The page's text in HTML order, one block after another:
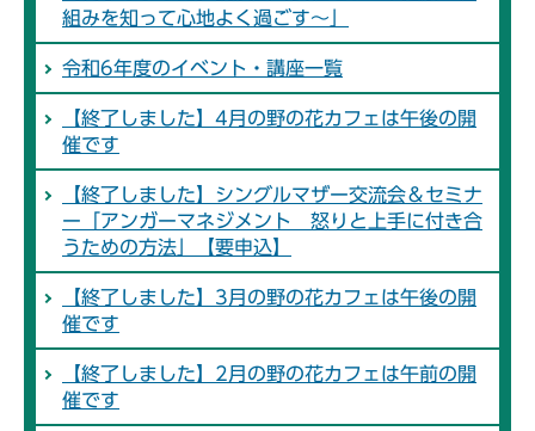
組みを知って心地よく過ごす～」
令和6年度のイベント・講座一覧
【終了しました】4月の野の花カフェは午後の開
催です
【終了しました】シングルマザー交流会＆セミナ
ー「アンガーマネジメント 怒りと上手に付き合
うための方法」【要申込】
【終了しました】3月の野の花カフェは午後の開
催です
【終了しました】2月の野の花カフェは午前の開
催です